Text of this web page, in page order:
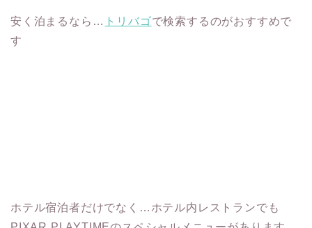
安く泊まるなら… トリバゴで検索するのがおすすめで
す
ホテル宿泊者だけでなく…ホテル内レストランでも